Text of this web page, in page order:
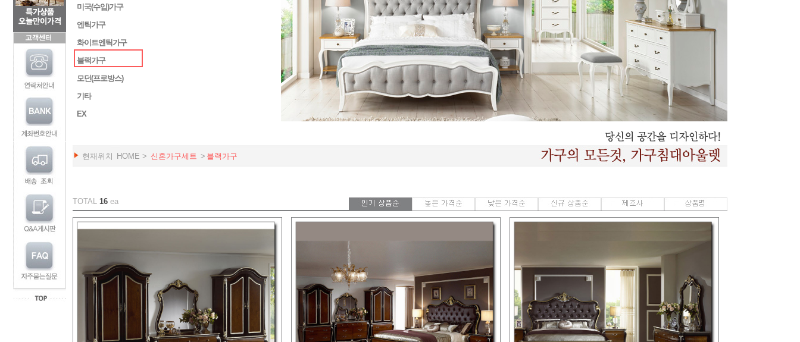
미국(수입)가구
엔틱가구
화이트엔틱가구
블랙가구
모던(프로방스)
기타
EX
현재위치 HOME > 신혼가구세트 > 블랙가구
TOTAL 16 ea